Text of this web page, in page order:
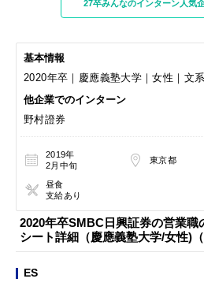
27卒みんなのインターン人気
基本情報
2020年卒｜慶應義塾大学｜女性｜文系
他企業でのインターン
野村證券
2019年
2月中旬
東京都
昼食
支給あり
2020年卒SMBC日興証券の営業職
シート詳細（慶應義塾大学/女性)
ES